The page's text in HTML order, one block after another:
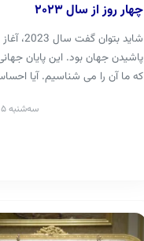
چهار روز از سال ۲۰۲۳
شاید بتوان گفت
پاشیدن جهان بود. این پایان
که ما آن را می شناسیم. آیا
سه‌شنبه ۵ دی ۱۴۰۲